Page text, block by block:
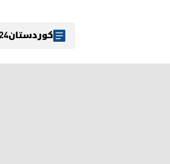
کوردستان24 دیجیتاڵ میدیا